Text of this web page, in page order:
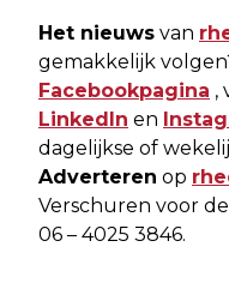
Het nieuws van
gemakkelijk
Facebookpagina ,
LinkedIn en
dagelijkse of
Adverteren op
Verschuren voor
06 – 4025 3846.